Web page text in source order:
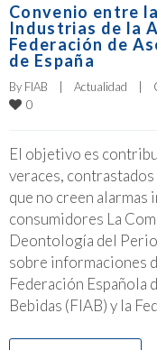
Convenio entre
Industrias de la
Federación de
de España
By FIAB Actualidad
0
El objetivo es
veraces,
que no creen
consumidores La
Deontología del
sobre informaciones
Federación Española
Bebidas (FIAB) y la